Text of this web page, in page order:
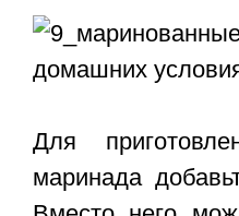
Для
маринада